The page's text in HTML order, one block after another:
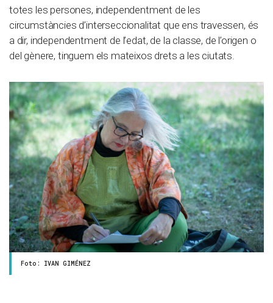
totes les persones, independentment de les
circumstàncies d’interseccionalitat que ens travessen, és
a dir, independentment de l’edat, de la classe, de l’origen o
del gènere, tinguem els mateixos drets a les ciutats.
Foto: IVAN GIMÉNEZ